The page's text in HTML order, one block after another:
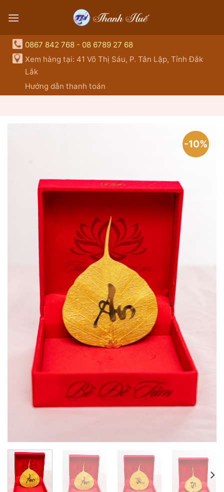
0867 842 768 - 08 6789 27 68
Xem hàng tại: 41 Võ Thị Sáu, P. Tân Lập, Tỉnh Đắk
Lắk
Hướng dẫn thanh toán
-10%